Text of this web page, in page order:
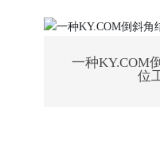
一种KY.COM
位